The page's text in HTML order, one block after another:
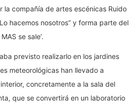
la compañía de artes escénicas Ruido
hacemos nosotros” y forma parte del
se sale’.
previsto realizarlo en los jardines
meteorológicas han llevado a
concretamente a la sala del
que se convertirá en un laboratorio